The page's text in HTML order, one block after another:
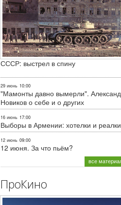
СССР: выстрел в спину
29 июнь 10:00
"Мамонты давно вымерли".
Новиков о себе и о других
16 июнь 17:00
Выборы в Армении: хотелки и реалки
12 июнь 09:00
12 июня. За что пьём?
все
ПроКино